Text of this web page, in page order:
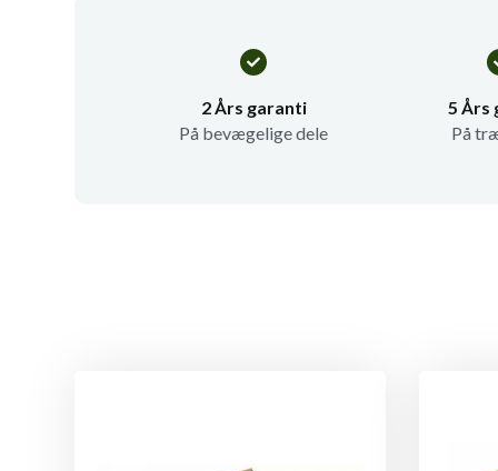
2 Års garanti
På bevægelige dele
5 Års
På